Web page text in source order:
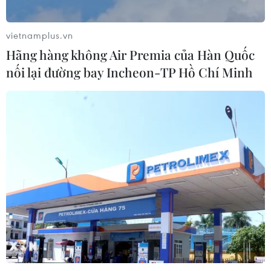
tăng kết nối khu vực phía Tây Nam
06/08/2026 08:19
Đắk Lắk: Điều tra, khắc phục sự cố
nhiều phương tiện thủng lốp trên
Đại biểu Quốc hội băn khoăn khả
năng cân đối vốn 2 siêu dự án giao
thông
06/08/2026 07:00
TP Hồ Chí Minh: Dự án mở rộng
vietnamplus.vn
Hãng hàng không Air Premia của Hàn Quốc
nối lại đường bay Incheon-TP Hồ Chí Minh